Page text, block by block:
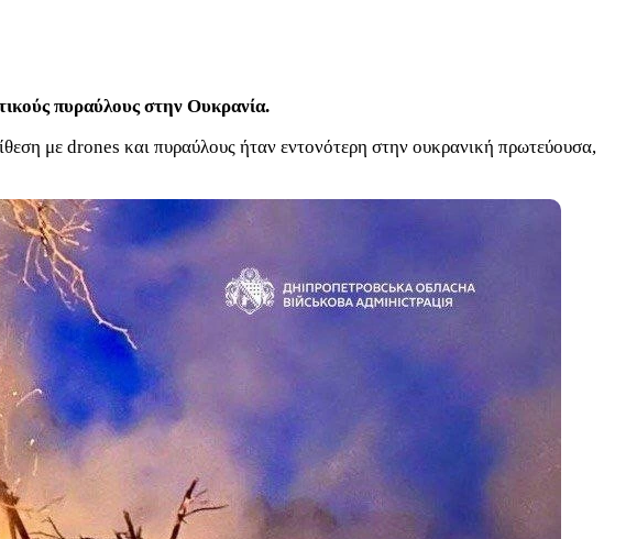
πυραύλους στην Ουκρανία.
με drones και πυραύλους ήταν εντονότερη στην ουκρανική πρωτεύουσα,